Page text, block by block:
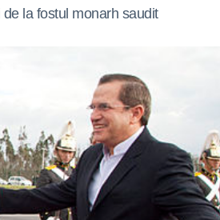
la fostul monarh saudit